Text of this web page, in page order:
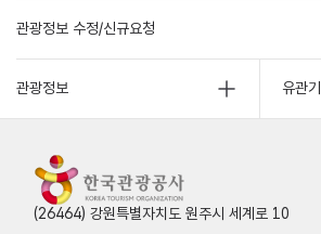
관광정보 수정/신규요청
관광정보 유관
(26464) 강원특별자치도 원주시 세계로 10